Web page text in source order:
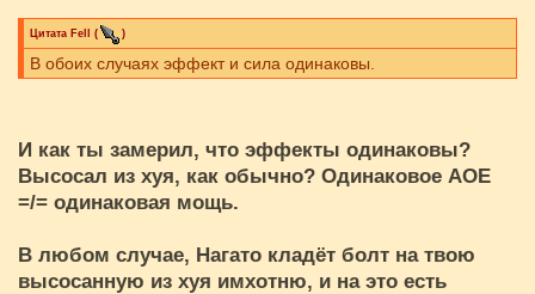
Цитата Fell ( )
В обоих случаях эффект и сила одинаковы.
И как ты замерил, что эффекты одинаковы?
Высосал из хуя, как обычно? Одинаковое АОЕ
=/= одинаковая мощь.
В любом случае, Нагато кладёт болт на твою
высосанную из хуя имхотню, и на это есть